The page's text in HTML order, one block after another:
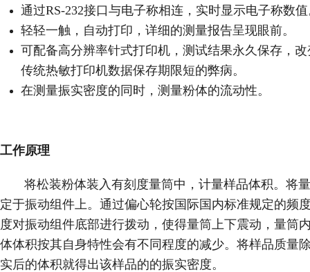
通过RS-232接口与电子称相连，实时显示电子称数
轻轻一触，自动打印，详细的测量报告呈现眼前。
可配备高分辨率针式打印机，测试结果永久保存，改
传统热敏打印机数据保存期限短的弊病。
在测量振实密度的同时，测量粉体的流动性。
工作原理
将松装粉体装入有刻度量筒中，计量样品体积。将
定于振动组件上。通过偏心轮按国际国内标准规定的频
度对振动组件底部进行拨动，使得量筒上下震动，量筒
体体积按其自身特性会有不同程度的减少。将样品质量
实后的体积就得出该样品的的振实密度。